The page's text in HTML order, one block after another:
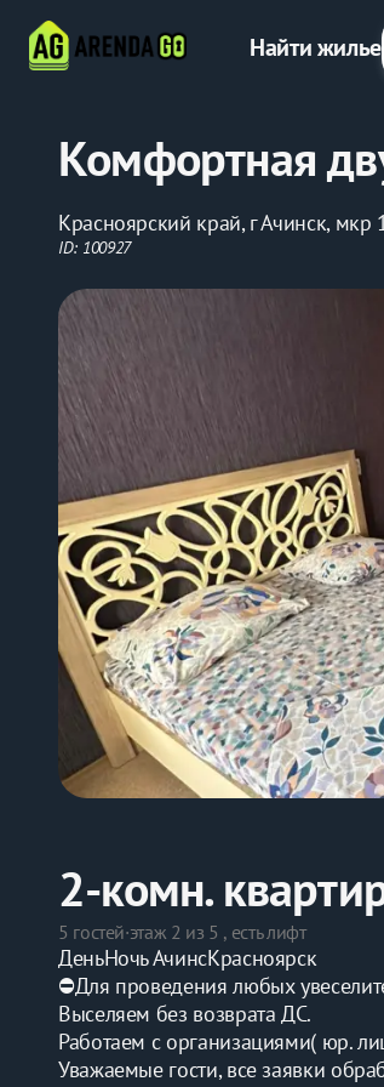
Найти жилье
Комфортная
Красноярский край, г Ачинск, мкр
ID: 100927
2-комн.
5 гостей·этаж 2 из 5 , есть лифт
ДеньНочь АчинсКрасноярск
⛔️Для проведения любых
Выселяем без возврата ДС.
Работаем с организациями( юр.
Уважаемые гости, все заявки